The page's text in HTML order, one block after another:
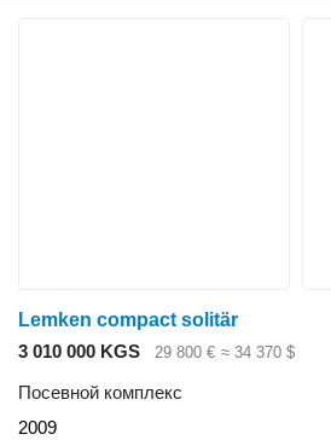
Lemken compact solitär
3 010 000 KGS
29 800 € ≈ 34 370 $
Посевной комплекс
2009